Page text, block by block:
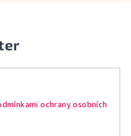
ochrany osobních